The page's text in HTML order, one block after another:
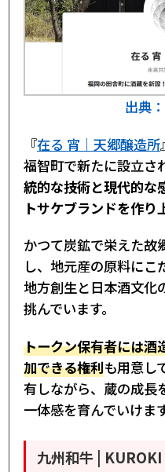
出典
『在る 宵｜天郷醸造所
福智町で新たに設立さ
統的な技術と現代的な
トサケブランドを作り
かつて炭鉱で栄えた故
し、地元産の原料にこ
地方創生と日本酒文化
挑んでいます。
トークン保有者には酒
加できる権利も用意し
有しながら、蔵の成長
一体感を育んでいけます
九州和牛 | KUROKI